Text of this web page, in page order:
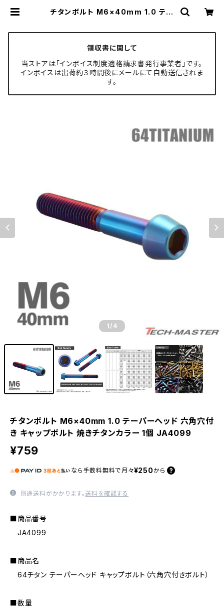
チタンボルト M6×40mm 1.0 テー
TECH-MASTER ボルト専門店
領収書に関して
当ストアは「インボイス制度適格請求書発行事業者」です。
インボイスは出荷約３時間後にメールにて自動送信されま
す。
1 /4
チタンボルト M6×40mm 1.0 テーパーヘッド 六角穴付
き キャップボルト 焼きチタンカラー 1個 JA4099
¥759
なら 手数料無料で 月々¥250 から
別途送料がかかります。送料を確認する
■商品番号
JA4099
■商品名
64チタン テーパーヘッド キャップボルト（六角穴付きボルト）
■数量